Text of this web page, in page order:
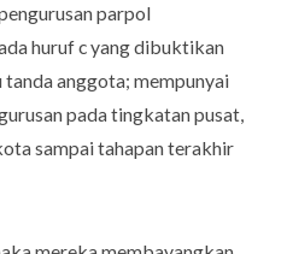
parpol
huruf c yang dibuktikan
anggota; mempunyai
pada tingkatan pusat,
sampai tahapan terakhir